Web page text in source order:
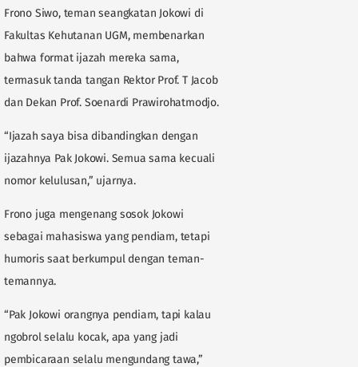
Frono Siwo, teman seangkatan Jokowi di
Fakultas Kehutanan UGM, membenarkan
bahwa format ijazah mereka sama,
termasuk tanda tangan Rektor Prof. T Jacob
dan Dekan Prof. Soenardi Prawirohatmodjo.
“Ijazah saya bisa dibandingkan dengan
ijazahnya Pak Jokowi. Semua sama kecuali
nomor kelulusan,” ujarnya.
Frono juga mengenang sosok Jokowi
sebagai mahasiswa yang pendiam, tetapi
humoris saat berkumpul dengan teman-
temannya.
“Pak Jokowi orangnya pendiam, tapi kalau
ngobrol selalu kocak, apa yang jadi
pembicaraan selalu mengundang tawa,”